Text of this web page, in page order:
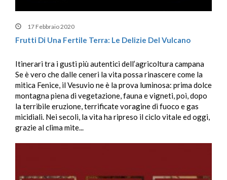
17 Febbraio 2020
Frutti Di Una Fertile Terra: Le Delizie Del Vulcano
Itinerari tra i gusti più autentici dell’agricoltura campana
Se è vero che dalle ceneri la vita possa rinascere come la
mitica Fenice, il Vesuvio ne è la prova luminosa: prima dolce
montagna piena di vegetazione, fauna e vigneti, poi, dopo
la terribile eruzione, terrificate voragine di fuoco e gas
micidiali. Nei secoli, la vita ha ripreso il ciclo vitale ed oggi,
grazie al clima mite...